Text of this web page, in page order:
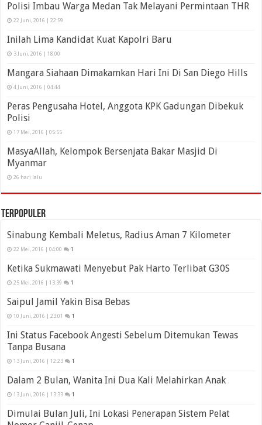
Polisi Imbau Warga Medan Tak Melayani Permintaan THR
22 Juni, 2016 | 22:59
Inilah Lima Kandidat Kuat Kapolri Baru
3 Juni, 2016 | 18:00
Mangara Siahaan Dimakamkan Hari Ini Di San Diego Hills
4 Juni, 2016 | 04:44
Peras Pengusaha Hotel, Anggota KPK Gadungan Dibekuk
Polisi
17 Mei, 2016 | 05:55
MasyaAllah, Kelompok Bersenjata Bakar Masjid Di
Myanmar
26 hari lalu
Terpopuler
Sinabung Kembali Meletus, Radius Aman 7 Kilometer
22 Mei, 2016 | 04:00 1
Ketika Sukmawati Menyebut Pak Harto Terlibat G30S
25 Mei, 2016 | 13:39 1
Saipul Jamil Yakin Bisa Bebas
10 Juni, 2016 | 23:01 1
Ini Status Facebook Angesti Sebelum Ditemukan Tewas
Tanpa Busana
13 Juni, 2016 | 12:23 1
Dalam 2 Bulan, Wanita Ini Dua Kali Melahirkan Anak
13 Juni, 2016 | 13:33 1
Dimulai Bulan Juli, Ini Lokasi Penerapan Sistem Pelat